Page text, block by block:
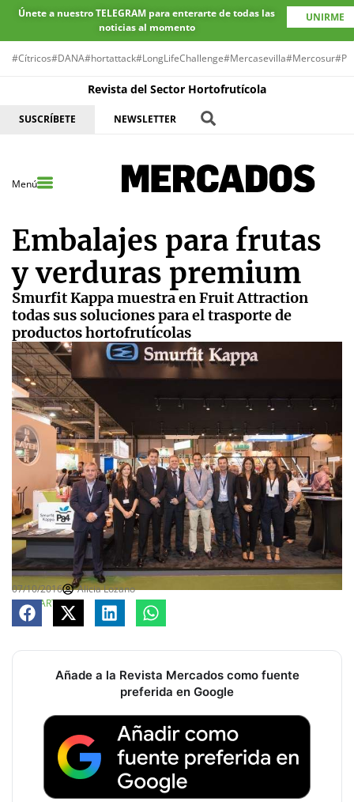
Únete a nuestro TELEGRAM para enterarte de todas las
noticias al momento
UNIRME
#Cítricos#DANA#hortattack#LongLifeChallenge#Mercasevilla#Mercosur
Revista del Sector Hortofrutícola
SUSCRÍBETE NEWSLETTER
Menú
Embalajes para frutas
y verduras premium
Smurfit Kappa muestra en Fruit Attraction
todas sus soluciones para el trasporte de
productos hortofrutícolas
07/10/2016
Alicia Lozano
COMPARTE
Añade a la Revista Mercados como fuente
preferida en Google